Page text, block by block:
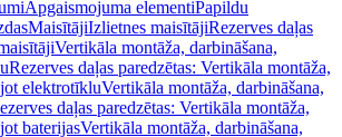
Apgaismojuma elementiPapildu
MaisītājiIzlietnes maisītājiRezerves daļas
Vertikāla montāža, darbināšana,
Rezerves daļas paredzētas: Vertikāla montāža,
elektrotīkluVertikāla montāža, darbināšana,
daļas paredzētas: Vertikāla montāža,
baterijasVertikāla montāža, darbināšana,